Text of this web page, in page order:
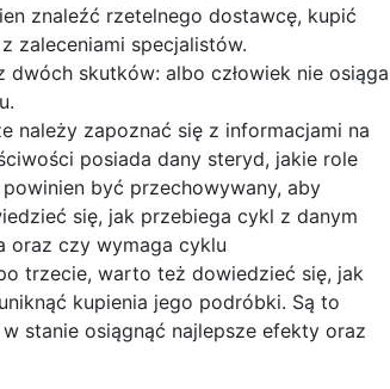
znaleźć rzetelnego dostawcę, kupić
zaleceniami specjalistów.
skutków: albo człowiek nie osiąga
należy zapoznać się z informacjami na
posiada dany steryd, jakie role
być przechowywany, aby
się, jak przebiega cykl z danym
oraz czy wymaga cyklu
trzecie, warto też dowiedzieć się, jak
kupienia jego podróbki. Są to
stanie osiągnąć najlepsze efekty oraz